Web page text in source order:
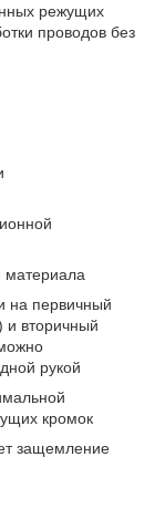
режущих
проводов без
материала
на первичный
и вторичный
рукой
кромок
защемление